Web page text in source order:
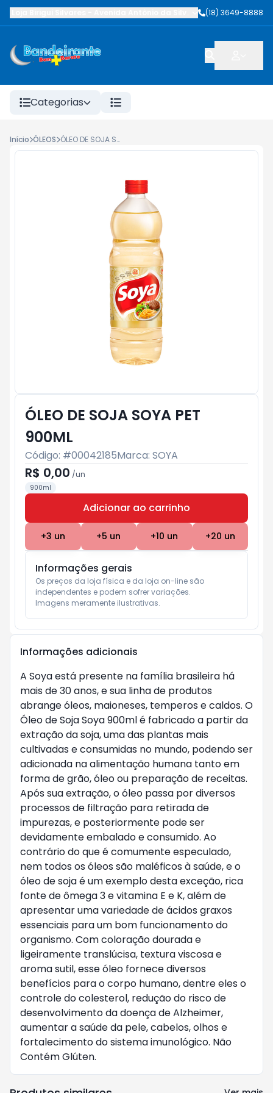
Avenida Antônio da Silva Nunes Birigüi-SP
(18) 3649-8888
Categorias
Início ÓLEOS ÓLEO DE SOJA SOYA PET 900ML
ÓLEO DE SOJA SOYA PET
900ML
Código: #00042185Marca: SOYA
R$ 0,00 /un
900ml
Adicionar ao carrinho
+3 un +5 un +10 un +20 un
Informações gerais
Os preços da loja física e da loja on-line são
independentes e podem sofrer variações.
Imagens meramente ilustrativas.
Informações adicionais
A Soya está presente na família brasileira há
mais de 30 anos, e sua linha de produtos
abrange óleos, maioneses, temperos e caldos. O
Óleo de Soja Soya 900ml é fabricado a partir da
extração da soja, uma das plantas mais
cultivadas e consumidas no mundo, podendo ser
adicionada na alimentação humana tanto em
forma de grão, óleo ou preparação de receitas.
Após sua extração, o óleo passa por diversos
processos de filtração para retirada de
impurezas, e posteriormente pode ser
devidamente embalado e consumido. Ao
contrário do que é comumente especulado,
nem todos os óleos são maléficos à saúde, e o
óleo de soja é um exemplo desta exceção, rica
fonte de ômega 3 e vitamina E e K, além de
apresentar uma variedade de ácidos graxos
essenciais para um bom funcionamento do
organismo. Com coloração dourada e
ligeiramente translúcisa, textura viscosa e
aroma sutil, esse óleo fornece diversos
benefícios para o corpo humano, dentre eles o
controle do colesterol, redução do risco de
desenvolvimento da doença de Alzheimer,
aumentar a saúde da pele, cabelos, olhos e
fortalecimento do sistema imunológico. Não
Contém Glúten.